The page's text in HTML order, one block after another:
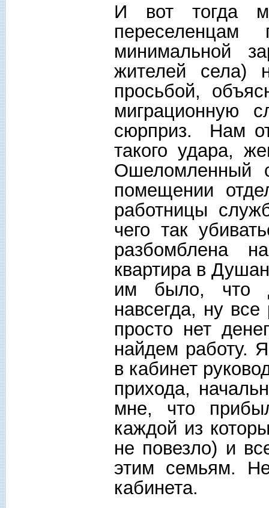
И вот тогда
минимальной
жителей села)
просьбой,
миграционную
сюрприз. Нам
такого удара,
Ошеломленный
помещении
работницы
чего так
разбомблена
квартира в
им было, что
навсегда, ну
просто нет
найдем работу.
в кабинет
прихода,
мне, что
каждой из
не повезло) и
этим семьям.
кабинета.